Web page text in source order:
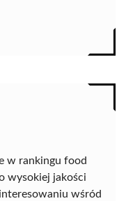
w rankingu food
wysokiej jakości
wśród